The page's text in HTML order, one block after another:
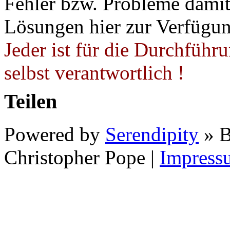
Lösungen hier zur
Jeder ist für die
selbst verantwortlich !
Teilen
Powered by Serendipity »
Christopher Pope |